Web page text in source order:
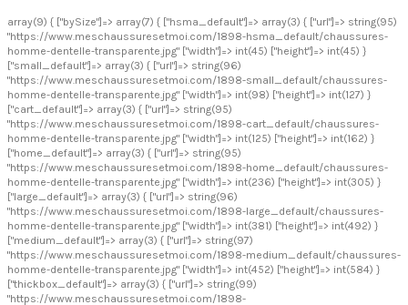
array(9) { ["bySize"]=> array(7) { ["hsma_default"]=> array(3) { ["url"]=> string(95)
"https://www.meschaussuresetmoi.com/1898-hsma_default/chaussures-
homme-dentelle-transparente.jpg" ["width"]=> int(45) ["height"]=> int(45) }
["small_default"]=> array(3) { ["url"]=> string(96)
"https://www.meschaussuresetmoi.com/1898-small_default/chaussures-
homme-dentelle-transparente.jpg" ["width"]=> int(98) ["height"]=> int(127) }
["cart_default"]=> array(3) { ["url"]=> string(95)
"https://www.meschaussuresetmoi.com/1898-cart_default/chaussures-
homme-dentelle-transparente.jpg" ["width"]=> int(125) ["height"]=> int(162) }
["home_default"]=> array(3) { ["url"]=> string(95)
"https://www.meschaussuresetmoi.com/1898-home_default/chaussures-
homme-dentelle-transparente.jpg" ["width"]=> int(236) ["height"]=> int(305) }
["large_default"]=> array(3) { ["url"]=> string(96)
"https://www.meschaussuresetmoi.com/1898-large_default/chaussures-
homme-dentelle-transparente.jpg" ["width"]=> int(381) ["height"]=> int(492) }
["medium_default"]=> array(3) { ["url"]=> string(97)
"https://www.meschaussuresetmoi.com/1898-medium_default/chaussures-
homme-dentelle-transparente.jpg" ["width"]=> int(452) ["height"]=> int(584) }
["thickbox_default"]=> array(3) { ["url"]=> string(99)
"https://www.meschaussuresetmoi.com/1898-